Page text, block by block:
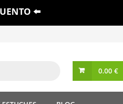
⬅️
0.00 €